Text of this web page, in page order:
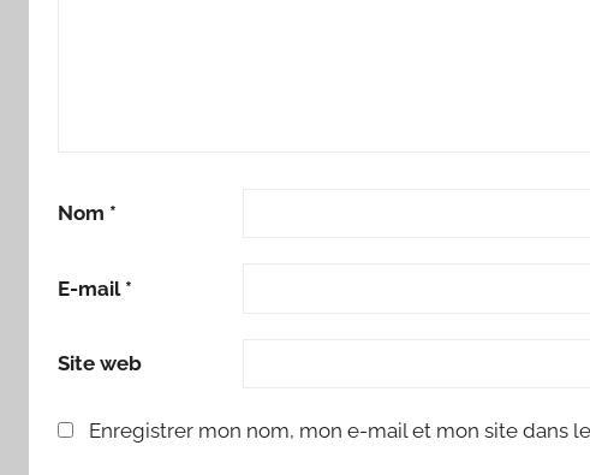
Nom *
E-mail *
Site web
Enregistrer mon nom, mon e-mail et mon site dans